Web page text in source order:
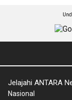
Jelajahi ANTARA
Nasional